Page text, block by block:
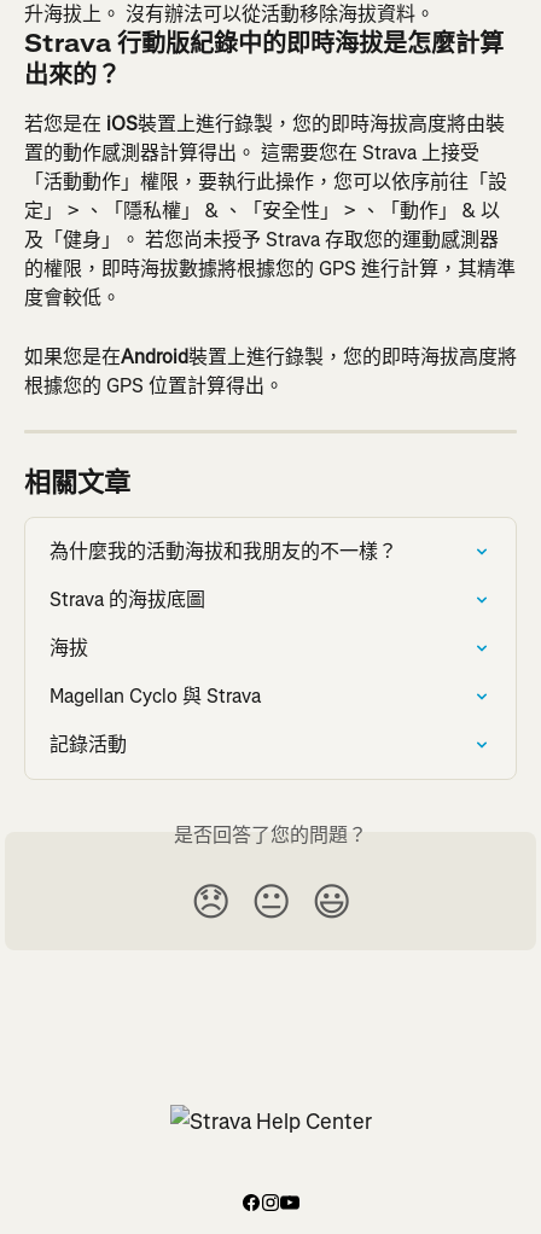
升海拔上。 沒有辦法可以從活動移除海拔資料。
Strava 行動版紀錄中的即時海拔是怎麼計算
出來的？
若您是在 iOS裝置上進行錄製，您的即時海拔高度將由裝
置的動作感測器計算得出。 這需要您在 Strava 上接受
「活動動作」權限，要執行此操作，您可以依序前往「設
定」 > 、「隱私權」 & 、「安全性」 > 、「動作」 & 以
及「健身」。 若您尚未授予 Strava 存取您的運動感測器
的權限，即時海拔數據將根據您的 GPS 進行計算，其精準
度會較低。
如果您是在Android裝置上進行錄製，您的即時海拔高度將
根據您的 GPS 位置計算得出。
相關文章
為什麼我的活動海拔和我朋友的不一樣？
Strava 的海拔底圖
海拔
Magellan Cyclo 與 Strava
記錄活動
是否回答了您的問題？
😞 😐 😃